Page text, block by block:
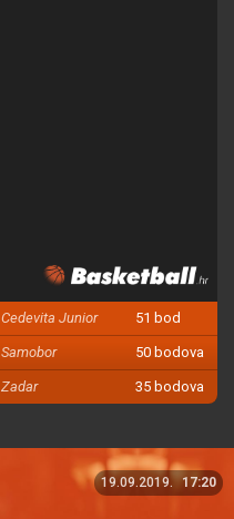
Cedevita Junior 51 bod
Samobor 50 bodova
Zadar 35 bodova
19.09.2019. 17:20